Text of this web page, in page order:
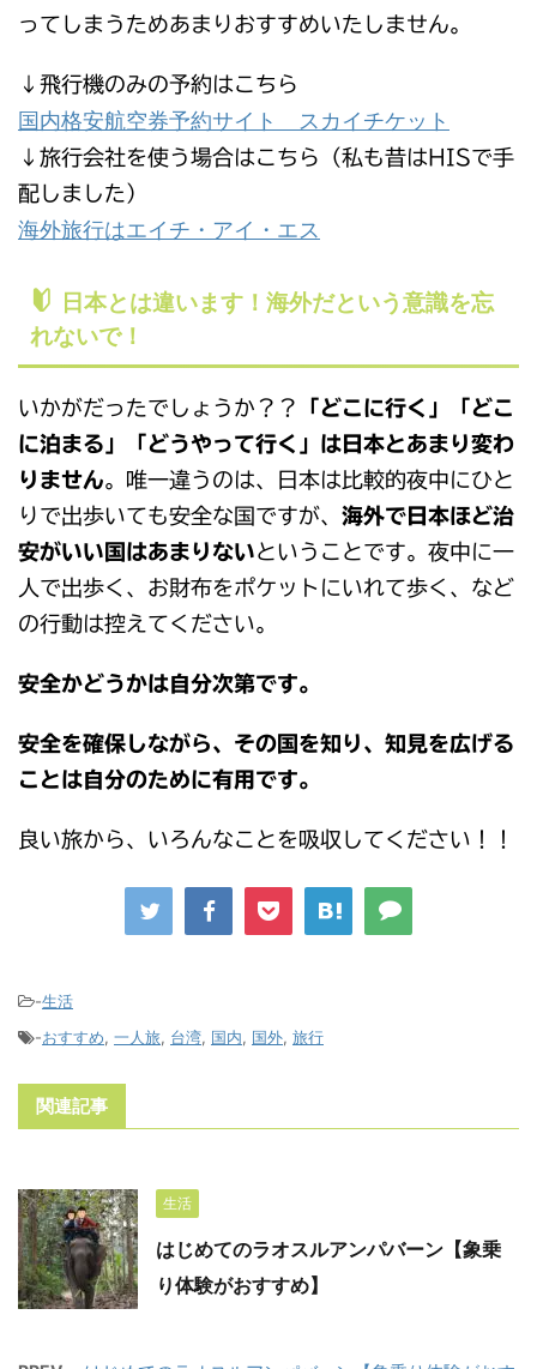
ってしまうためあまりおすすめいたしません。
↓飛行機のみの予約はこちら
国内格安航空券予約サイト スカイチケット
↓旅行会社を使う場合はこちら（私も昔はHISで手
配しました）
海外旅行はエイチ・アイ・エス
日本とは違います！海外だという意識を忘
れないで！
いかがだったでしょうか？？
「どこに行く」「どこ
に泊まる」「どうやって行く」は日本とあまり変わ
りません。唯一違うのは、日本は比較的夜中にひと
りで出歩いても安全な国ですが、 海外で日本ほど治
安がいい国はあまりないということです。夜中に一
人で出歩く、お財布をポケットにいれて歩く、など
の行動は控えてください。
安全かどうかは自分次第です。
安全を確保しながら、その国を知り、知見を広げる
ことは自分のために有用です。
良い旅から、いろんなことを吸収してください！！
-生活
-おすすめ, 一人旅, 台湾, 国内, 国外, 旅行
関連記事
生活
はじめてのラオスルアンパバーン【象乗
り体験がおすすめ】